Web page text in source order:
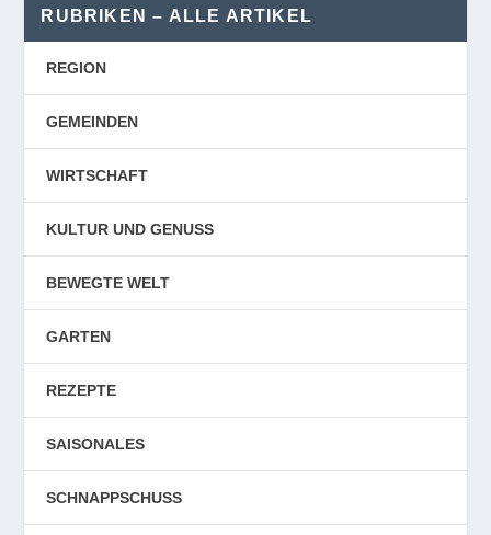
RUBRIKEN – ALLE ARTIKEL
REGION
GEMEINDEN
WIRTSCHAFT
KULTUR UND GENUSS
BEWEGTE WELT
GARTEN
REZEPTE
SAISONALES
SCHNAPPSCHUSS